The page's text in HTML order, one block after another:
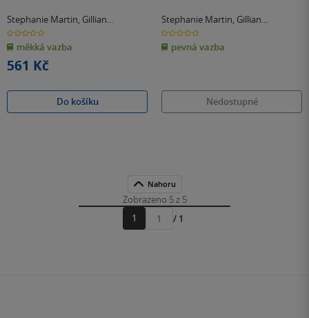
Stephanie Martin, Gillian
Higginsová
0.0
z
5
hvězdiček
měkká vazba
561 Kč
Do košíku
Stephanie Martin, Gillian
Higginsová
0.0
z
5
hvězdiček
pevná vazba
Nedostupné
Nahoru
Zobrazeno 5 z 5
1
Přejít
/ 1